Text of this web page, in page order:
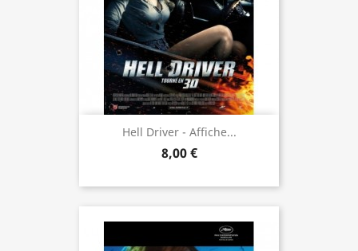
Hell Driver - Affiche...
8,00 €